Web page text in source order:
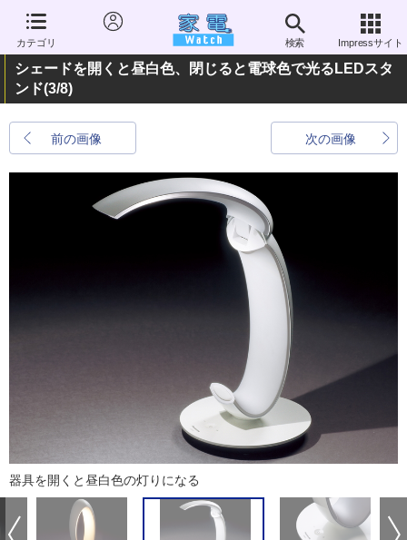
カテゴリ 検索 Impressサイト
シェードを開くと昼白色、閉じると電球色で光るLEDスタ
ンド(3/8)
前の画像 次の画像
器具を開くと昼白色の灯りになる